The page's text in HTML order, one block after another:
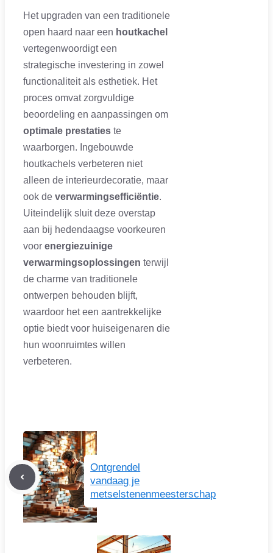
Het upgraden van een traditionele
open haard naar een houtkachel
vertegenwoordigt een
strategische investering in zowel
functionaliteit als esthetiek. Het
proces omvat zorgvuldige
beoordeling en aanpassingen om
optimale prestaties te
waarborgen. Ingebouwde
houtkachels verbeteren niet
alleen de interieurdecoratie, maar
ook de verwarmingsefficiëntie.
Uiteindelijk sluit deze overstap
aan bij hedendaagse voorkeuren
voor energiezuinige
verwarmingsoplossingen terwijl
de charme van traditionele
ontwerpen behouden blijft,
waardoor het een aantrekkelijke
optie biedt voor huiseigenaren die
hun woonruimtes willen
verbeteren.
Ontgrendel
vandaag je
metselstenenmeesterschap